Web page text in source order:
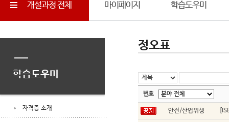
개설과정 전체 마이페이지 학습도우미
학습도우미
자격증 소개
정오표
번호
안전/산업위생